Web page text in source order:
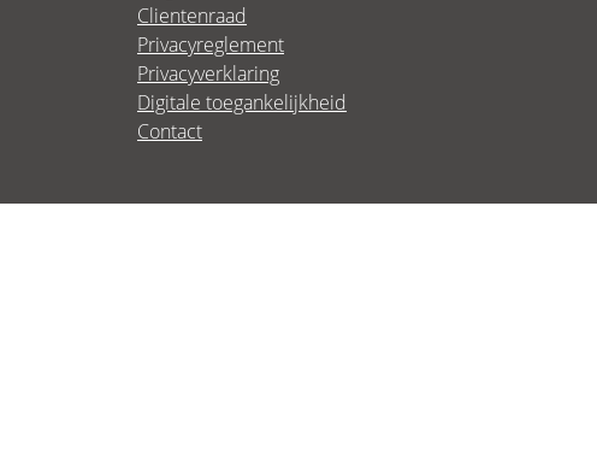
Clientenraad
Privacyreglement
Privacyverklaring
Digitale toegankelijkheid
Contact